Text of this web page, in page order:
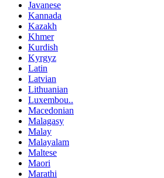
Javanese
Kannada
Kazakh
Khmer
Kurdish
Kyrgyz
Latin
Latvian
Lithuanian
Luxembou..
Macedonian
Malagasy
Malay
Malayalam
Maltese
Maori
Marathi